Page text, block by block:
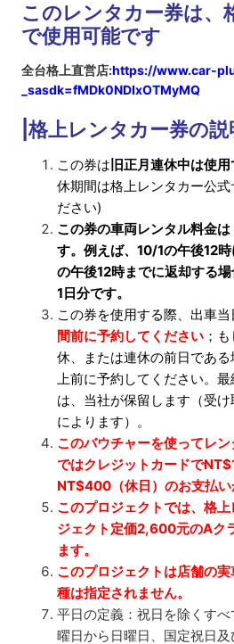
高
雄
お
も
このレンタカー券は、
で使用可能です
全台格上直営店:https://www.car-
_sasdk=fMDk0NDIxOTMyMQ
|格上レンタカー券の説
この券は 旧正月連休中は使
休期間は格上レンタカー公
ださい)
この券の車両レンタル料金
す。例えば、10/1の午後12
の午後12時までに返却する
1日分です。
この券を使用する際、出車
間前に予約してください ；
休、または連休の前日であ
上前に予約してください。
は、当社が保留します（受
によります）。
このバウチャーを使ってレ
ではクレジットカードで
NT$400（休日）のお支払い
このプロジェクトでは、格
ジェクト定価2,600元のAク
ます。
このプロジェクトは店舗の
種は指定されません。
平日の定義：祝日を除くす
曜日から日曜日、国定祝日